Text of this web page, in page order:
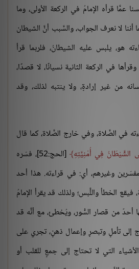
عمَّا قرأه الإمامُ في الركعة الأولى، وما
أننا لا نعرف الجواب، والسَّبب أنَّ الشيطان
هو، يلبس عليه الشيطانُ، فلربما قرأ
في الركعة الثانية نسيانًا، لا قصدًا،
من غير إرادةٍ، ولا ينتبه لذلك، وقد
في الصَّلاة، وفي خارج الصَّلاة، كما قال
الشَّيْطَانُ فِي أُمْنِيَّتِهِ
[الحج:52]، فسّره
وغيرهم، أي: في قراءته. هذا أحد
فيقع الخطأ واللَّبس؛ ولذلك قد يقرأ الإمامُ
أحدٌ من قصار السُّور، ويُخطئ، مع أنَّه قد
إلى تأملٍ وتبصرٍ وإعمال ذهنٍ، تجري على
التي لا تحتاج إلى جمعٍ للقلب أو